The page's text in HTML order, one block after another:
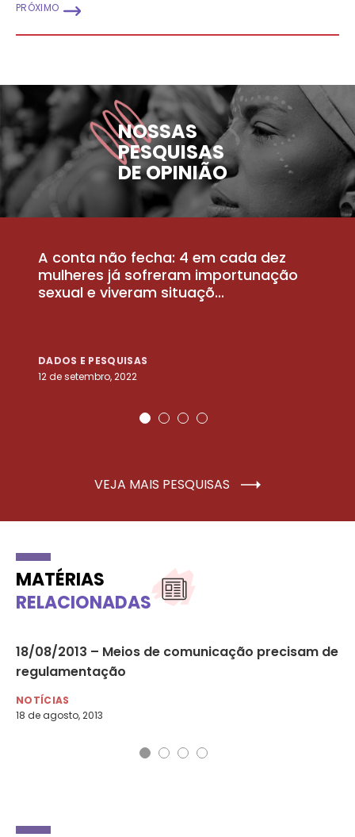
PRÓXIMO
NOSSAS
PESQUISAS
DE OPINIÃO
A conta não fecha: 4 em cada dez
mulheres já sofreram importunação
sexual e viveram situaçõ...
DADOS E PESQUISAS
12 de setembro, 2022
VEJA MAIS PESQUISAS
MATÉRIAS
RELACIONADAS
18/08/2013 – Meios de comunicação precisam de
regulamentação
NOTÍCIAS
18 de agosto, 2013